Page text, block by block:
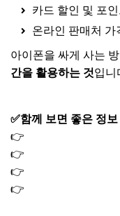
카드 할인 및 포
온라인 판매처 가
아이폰을 싸게 사는
간을 활용하는 것입니
✅함께 보면 좋은 정보
👉
👉
👉
👉